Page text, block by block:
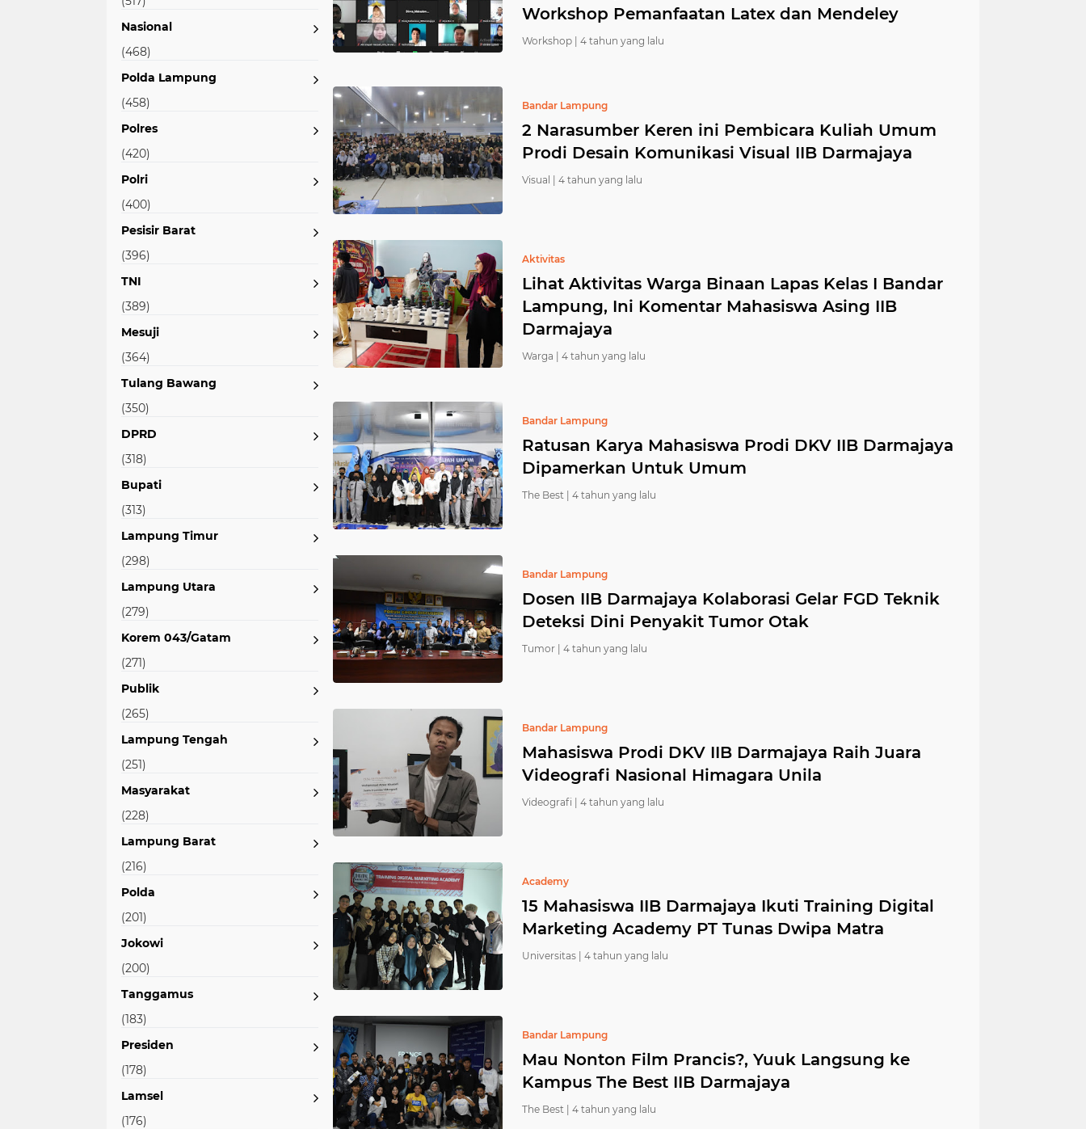
Nasional
(468)
Polda Lampung
(458)
Polres
(420)
Polri
(400)
Pesisir Barat
(396)
TNI
(389)
Mesuji
(364)
Tulang Bawang
(350)
DPRD
(318)
Bupati
(313)
Lampung Timur
(298)
Lampung Utara
(279)
Korem 043/Gatam
(271)
Publik
(265)
Lampung Tengah
(251)
Masyarakat
(228)
Lampung Barat
(216)
Polda
(201)
Jokowi
(200)
Tanggamus
(183)
Presiden
(178)
Lamsel
(176)
Workshop Pemanfaatan Latex dan Mendeley
Workshop | 4 tahun yang lalu
Bandar Lampung
2 Narasumber Keren ini Pembicara Kuliah Umum
Prodi Desain Komunikasi Visual IIB Darmajaya
Visual | 4 tahun yang lalu
Aktivitas
Lihat Aktivitas Warga Binaan Lapas Kelas I Bandar
Lampung, Ini Komentar Mahasiswa Asing IIB
Darmajaya
Warga | 4 tahun yang lalu
Bandar Lampung
Ratusan Karya Mahasiswa Prodi DKV IIB Darmajaya
Dipamerkan Untuk Umum
The Best | 4 tahun yang lalu
Bandar Lampung
Dosen IIB Darmajaya Kolaborasi Gelar FGD Teknik
Deteksi Dini Penyakit Tumor Otak
Tumor | 4 tahun yang lalu
Bandar Lampung
Mahasiswa Prodi DKV IIB Darmajaya Raih Juara
Videografi Nasional Himagara Unila
Videografi | 4 tahun yang lalu
Academy
15 Mahasiswa IIB Darmajaya Ikuti Training Digital
Marketing Academy PT Tunas Dwipa Matra
Universitas | 4 tahun yang lalu
Bandar Lampung
Mau Nonton Film Prancis?, Yuuk Langsung ke
Kampus The Best IIB Darmajaya
The Best | 4 tahun yang lalu